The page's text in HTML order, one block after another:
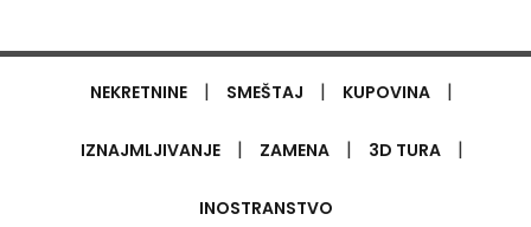
NEKRETNINE | SMEŠTAJ | KUPOVINA |
IZNAJMLJIVANJE | ZAMENA | 3D TURA |
INOSTRANSTVO